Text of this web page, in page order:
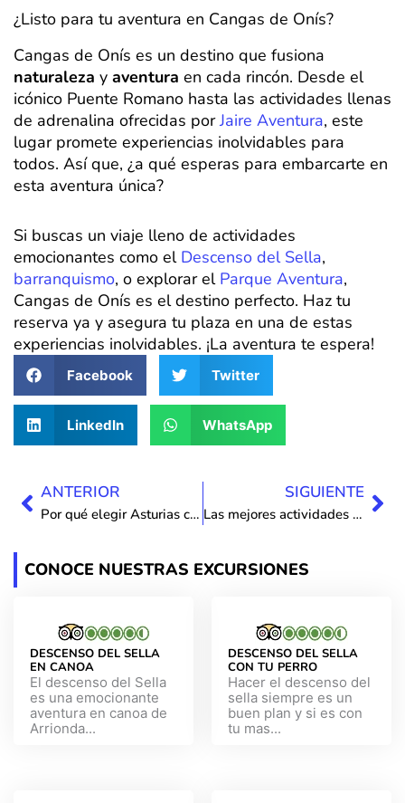
¿Listo para tu aventura en Cangas de Onís?
Cangas de Onís es un destino que fusiona
naturaleza y aventura en cada rincón. Desde el
icónico Puente Romano hasta las actividades llenas
de adrenalina ofrecidas porJaire Aventura, este
lugar promete experiencias inolvidables para
todos. Así que, ¿a qué esperas para embarcarte en
esta aventura única?
Si buscas un viaje lleno de actividades
emocionantes como el Descenso del Sella,
barranquismo, o explorar el Parque Aventura,
Cangas de Onís es el destino perfecto. Haz tu
reserva ya y asegura tu plaza en una de estas
experiencias inolvidables. ¡La aventura te espera!
Facebook Twitter
LinkedIn WhatsApp
AntANTERIOR
Por qué elegir Asturias como destino para tus vacaciones de aventura
SIGUIENTE
Las mejores actividades para grupos en Asturias
CONOCE NUESTRAS EXCURSIONES
DESCENSO DEL SELLA
EN CANOA
El descenso del Sella
es una emocionante
aventura en canoa de
Arrionda...
DESCENSO DEL SELLA
CON TU PERRO
Hacer el descenso del
sella siempre es un
buen plan y si es con
tu mas...